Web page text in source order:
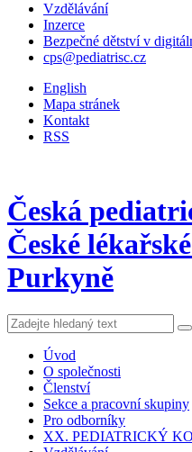
Vzdělávání
Inzerce
Bezpečné dětství v
cps@pediatrisc.cz
English
Mapa stránek
Kontakt
RSS
Česká
České
Purkyně
Úvod
O společnosti
Členství
Sekce a pracovní skupiny
Pro odborníky
XX. PEDIATRICKÝ